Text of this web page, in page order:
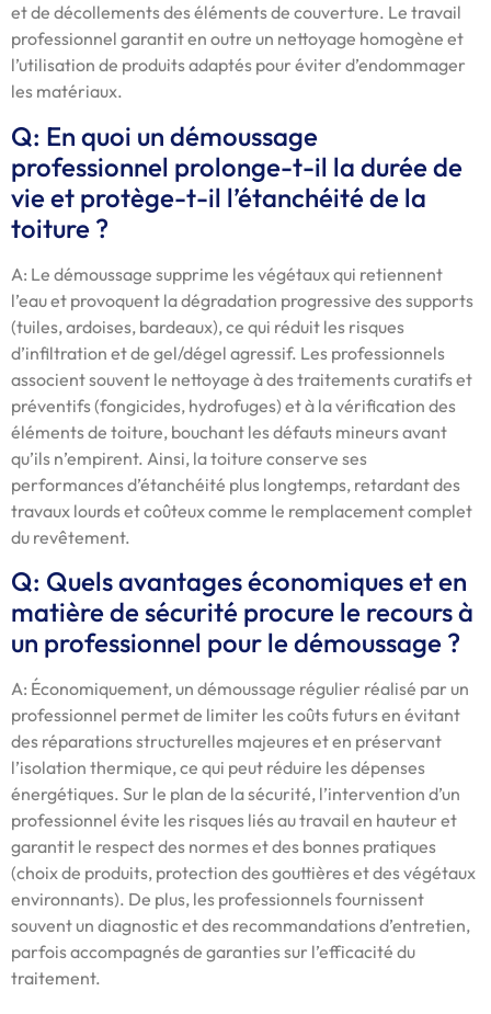
et de décollements des éléments de couverture. Le travail
professionnel garantit en outre un nettoyage homogène et
l’utilisation de produits adaptés pour éviter d’endommager
les matériaux.
Q: En quoi un démoussage
professionnel prolonge-t-il la durée de
vie et protège-t-il l’étanchéité de la
toiture ?
A: Le démoussage supprime les végétaux qui retiennent
l’eau et provoquent la dégradation progressive des supports
(tuiles, ardoises, bardeaux), ce qui réduit les risques
d’infiltration et de gel/dégel agressif. Les professionnels
associent souvent le nettoyage à des traitements curatifs et
préventifs (fongicides, hydrofuges) et à la vérification des
éléments de toiture, bouchant les défauts mineurs avant
qu’ils n’empirent. Ainsi, la toiture conserve ses
performances d’étanchéité plus longtemps, retardant des
travaux lourds et coûteux comme le remplacement complet
du revêtement.
Q: Quels avantages économiques et en
matière de sécurité procure le recours à
un professionnel pour le démoussage ?
A: Économiquement, un démoussage régulier réalisé par un
professionnel permet de limiter les coûts futurs en évitant
des réparations structurelles majeures et en préservant
l’isolation thermique, ce qui peut réduire les dépenses
énergétiques. Sur le plan de la sécurité, l’intervention d’un
professionnel évite les risques liés au travail en hauteur et
garantit le respect des normes et des bonnes pratiques
(choix de produits, protection des gouttières et des végétaux
environnants). De plus, les professionnels fournissent
souvent un diagnostic et des recommandations d’entretien,
parfois accompagnés de garanties sur l’efficacité du
traitement.